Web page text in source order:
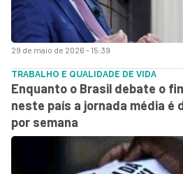
29 de maio de 2026 - 15:39
TRABALHO E QUALIDADE DE VIDA
Enquanto o Brasil debate o
neste país a jornada média é
por semana